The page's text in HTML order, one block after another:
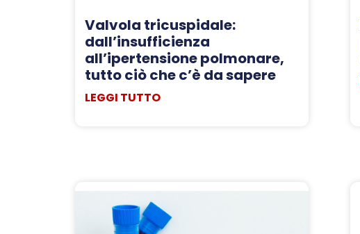
Valvola tricuspidale:
dall’insufficienza
all’ipertensione polmonare,
tutto ciò che c’è da sapere
LEGGI TUTTO